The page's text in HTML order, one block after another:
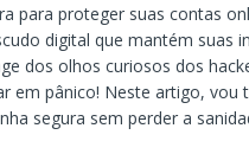
para proteger suas contas
digital que mantém suas
dos olhos curiosos dos
em pânico! Neste artigo, vou
segura sem perder a